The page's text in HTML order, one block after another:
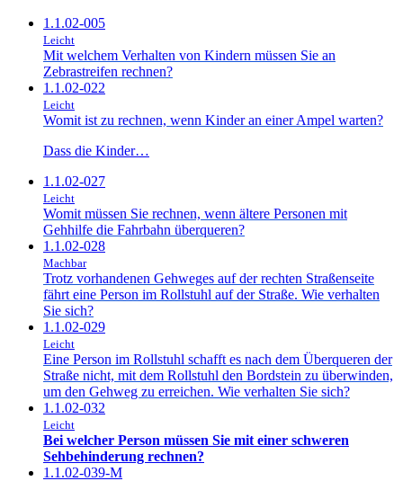
1.1.02-005
Leicht
Mit welchem Verhalten von Kindern müssen Sie an
Zebrastreifen rechnen?
1.1.02-022
Leicht
Womit ist zu rechnen, wenn Kinder an einer Ampel warten?
Dass die Kinder…
1.1.02-027
Leicht
Womit müssen Sie rechnen, wenn ältere Personen mit
Gehhilfe die Fahrbahn überqueren?
1.1.02-028
Machbar
Trotz vorhandenen Gehweges auf der rechten Straßenseite
fährt eine Person im Rollstuhl auf der Straße. Wie verhalten
Sie sich?
1.1.02-029
Leicht
Eine Person im Rollstuhl schafft es nach dem Überqueren der
Straße nicht, mit dem Rollstuhl den Bordstein zu überwinden,
um den Gehweg zu erreichen. Wie verhalten Sie sich?
1.1.02-032
Leicht
Bei welcher Person müssen Sie mit einer schweren
Sehbehinderung rechnen?
1.1.02-039-M